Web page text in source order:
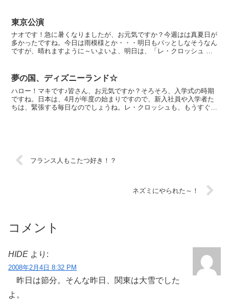
東京公演
ナオです！急に暑くなりましたが、お元気ですか？今週はは真夏日が
多かったですね。今日は雨模様とか・・・明日もパッとしなそうなん
ですが、晴れますように～いよいよ、明日は、「レ・クロッシュ リ
夢の国、ディズニーランド☆
ハロー！マキです♪皆さん、お元気ですか？そろそろ、入学式の時期
ですね。日本は、4月が年度の始まりですので、新入社員や入学者た
ちは、緊張する毎日なのでしょうね。レ・クロッシュも、もうすぐ日
フランス人もこたつ好き！？
ネズミにやられた～！
コメント
HIDE より:
2008年2月4日 8:32 PM
昨日は節分。そんな昨日、関東は大雪でした
よ。